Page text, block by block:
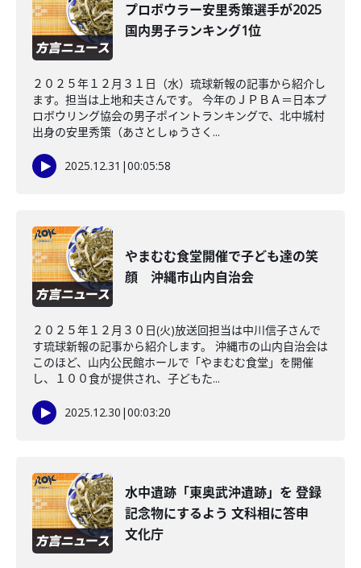
プロボウラー安里秀策選手が2025
国内男子ランキング1位
２０２５年１２月３１日（水）琉球新報の記事から紹介し
ます。担当は上地和夫さんです。 今年のＪＰＢＡ＝日本プ
ロボウリング協会の男子ポイントランキングで、北中城村
出身の安里秀策（あさとしゅうさく...
2025.12.31 |00:05:58
やまむむ食堂開催で子ども達の笑
顔 沖縄市山内自治会
２０２５年１２月３０日(火)放送回担当は中川信子さんで
す琉球新報の記事から紹介します。 沖縄市の山内自治会は
このほど、山内公民館ホールで「やまむむ食堂」を開催
し、１００食が提供され、子どもた...
2025.12.30 |00:03:20
水中遺跡「東奥武沖遺跡」を 登録
記念物にするよう 文科相に答申
文化庁